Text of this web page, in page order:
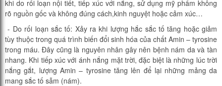
khi do rối loạn nội tiết, tiếp xúc với nắng, sử dụng mỹ phẩm không
rõ nguồn gốc và không đúng cách,kinh nguyệt hoặc cảm xúc…
- Do rối loạn sắc tố: Xảy ra khi lượng hắc sắc tố tăng hoặc giảm
tùy thuộc trong quá trình biến đổi sinh hóa của chất Amin – tyrosine
trong máu. Đây cũng là nguyên nhân gây nên bệnh nám da và tàn
nhang. Khi tiếp xúc với ánh nắng mặt trời, đặc biệt là những lúc trời
nắng gắt, lượng Amin – tyrosine tăng lên để lại những mảng da
mang sắc tố sẫm (nám).